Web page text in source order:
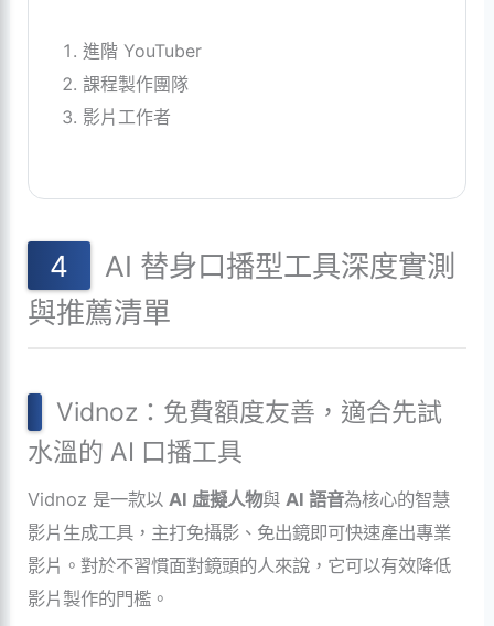
進階 YouTuber
課程製作團隊
影片工作者
AI 替身口播型工具深度實測
與推薦清單
Vidnoz：免費額度友善，適合先試
水溫的 AI 口播工具
Vidnoz 是一款以 AI 虛擬人物與 AI 語音為核心的智慧
影片生成工具，主打免攝影、免出鏡即可快速產出專業
影片。對於不習慣面對鏡頭的人來說，它可以有效降低
影片製作的門檻。